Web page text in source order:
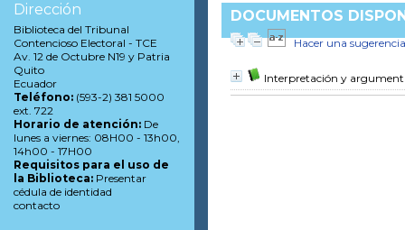
DOCUMENTOS
Hacer una sugerencia
Interpretación y
Dirección
Biblioteca del Tribunal
Contencioso Electoral - TCE
Av. 12 de Octubre N19 y Patria
Quito
Ecuador
Teléfono: (593-2) 381 5000
ext. 722
Horario de atención: De
lunes a viernes: 08H00 - 13h00,
14h00 - 17H00
Requisitos para el uso de
la Biblioteca: Presentar
cédula de identidad
contacto